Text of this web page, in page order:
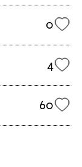
0
4
60